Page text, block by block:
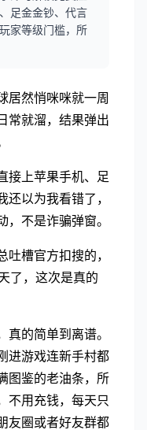
足金金钞、代言
家等级门槛，所
居然悄咪咪就一周
常就溜，结果弹出
接上苹果手机、足
还以为我看错了，
，不是诈骗弹窗。
吐槽官方扣搜的，
了，这次是真的
真的简单到离谱。
进游戏连新手村都
图鉴的老油条，所
不用充钱，每天只
友圈或者好友群都